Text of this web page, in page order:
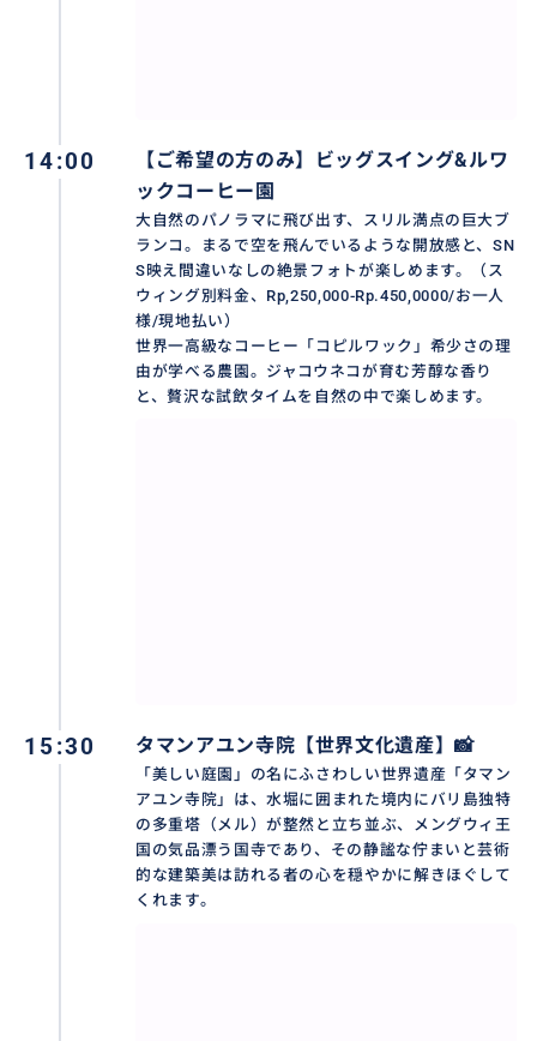
満喫‼️沐浴体験+ウルワツ寺院でケチャダンス鑑賞
https://travel.buyma.com/service/a020299/ic010101
191109000003/
満喫‼️スピリチュアルヒーラーバリアン占い・祈り+世
界遺産ティルタウンプル寺院で沐浴体験
https://travel.buyma.com/service/a020299/ic010106
191217000005/
14:00
【ご希望の方のみ】ビッグスイング&ルワ
ックコーヒー園
大自然のパノラマに飛び出す、スリル満点の巨大ブ
ランコ。まるで空を飛んでいるような開放感と、SN
S映え間違いなしの絶景フォトが楽しめます。（ス
ウィング別料金、Rp,250,000-Rp.450,0000/お一人
様/現地払い）
世界一高級なコーヒー「コピルワック」希少さの理
由が学べる農園。ジャコウネコが育む芳醇な香り
と、贅沢な試飲タイムを自然の中で楽しめます。
15:30 タマンアユン寺院【世界文化遺産】📸
「美しい庭園」の名にふさわしい世界遺産「タマン
アユン寺院」は、水堀に囲まれた境内にバリ島独特
の多重塔（メル）が整然と立ち並ぶ、メングウィ王
国の気品漂う国寺であり、その静謐な佇まいと芸術
的な建築美は訪れる者の心を穏やかに解きほぐして
くれます。